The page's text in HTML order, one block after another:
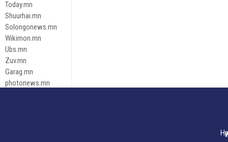
Today.mn
Shuurhai.mn
Solongonews.mn
Wikimon.mn
Ubs.mn
Zuv.mn
Garag.mn
photonews.mn